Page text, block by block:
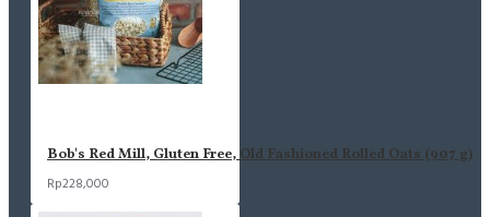
Bob's Red Mill, Gluten Free, Old Fashioned Rolled Oats (907 g)
Rp228,000